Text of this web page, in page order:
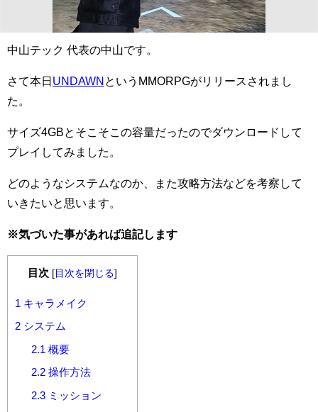
中山テック 代表の中山です。
さて本日 UNDAWN というMMORPGがリリースされまし
た。
サイズ4GBとそこそこの容量だったのでダウンロードして
プレイしてみました。
どのようなシステムなのか、また攻略方法などを考察して
いきたいと思います。
※気づいた事があれば追記します
目次 [目次を閉じる]
1 キャラメイク
2 システム
2.1 概要
2.2操作方法
2.3ミッション